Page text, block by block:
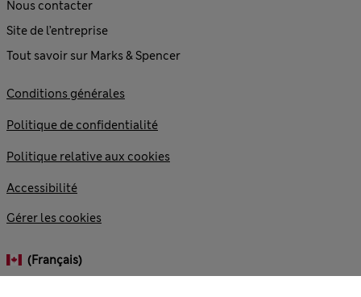
Nous contacter
Site de l’entreprise
Tout savoir sur Marks & Spencer
Conditions générales
Politique de confidentialité
Politique relative aux cookies
Accessibilité
Gérer les cookies
(français)